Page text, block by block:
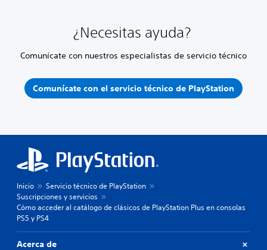
¿Necesitas ayuda?
Comunícate con nuestros especialistas de servicio técnico
Comunícate con el servicio técnico de PlayStation
Inicio
Servicio técnico de PlayStation
Suscripciones y servicios
Cómo acceder al catálogo de clásicos de PlayStation Plus en consolas
PS5 y PS4
Acerca de